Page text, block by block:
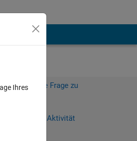
an, um diese Frage zu
Anmelden, um Aktivität
Ihres